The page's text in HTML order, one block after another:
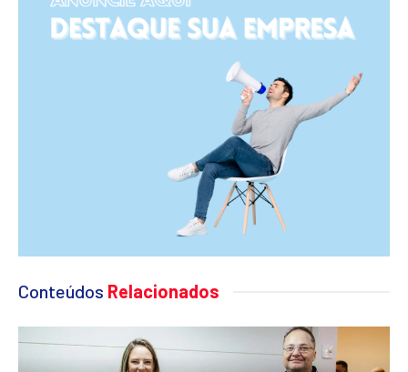
Conteúdos Relacionados